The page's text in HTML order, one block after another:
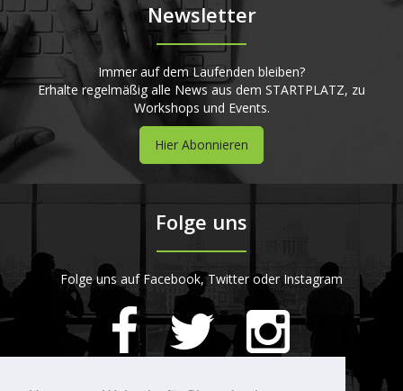
Newsletter
Immer auf dem Laufenden bleiben?
Erhalte regelmäßig alle News aus dem STARTPLATZ, zu
Workshops und Events.
Hier Abonnieren
Folge uns
Folge uns auf Facebook, Twitter oder Instagram